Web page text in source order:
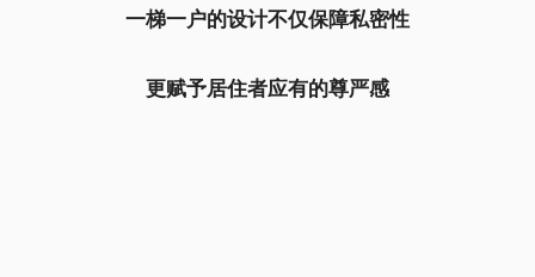
一梯一户的设计不仅保障私密性
更赋予居住者应有的尊严感